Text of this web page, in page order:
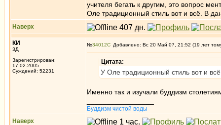
учителя бегать к другим, это вопрос
Оле традиционный стиль вот и всё. В
Наверх
КИ
3Д
Зарегистрирован:
17.02.2005
Суждений: 52231
№34012 Добавлено: Вс 20 Май 07, 21:52 (19 лет
Цитата:
У Оле традиционный стиль вот и
Именно так и изучали буддизм
Буддизм чистой воды
Наверх